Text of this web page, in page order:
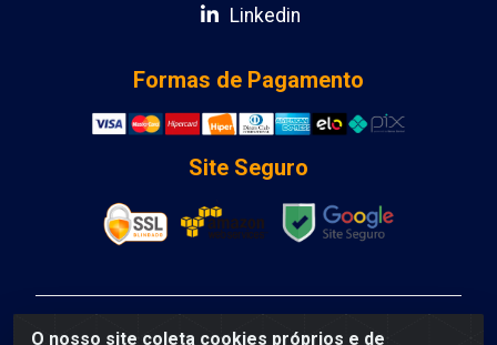
O nosso site coleta cookies próprios e de
Linkedin
Formas de Pagamento
Site Seguro
DCA DISTRIBUIDORA DE COSMETICOS LTDA - AV